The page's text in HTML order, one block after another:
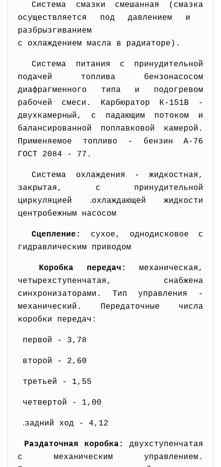
Система смазки смешанная (смазка
осуществляется под давлением и
разбрызгиванием
с охлаждением масла в радиаторе).
Система питания с принудительной
подачей топлива бензонасосом
диафрагменного типа и подогревом
рабочей смеси. Карбюратор К-151В -
двухкамерный, с падающим потоком и
балансированной поплавковой камерой.
Применяемое топливо - бензин А-76
ГОСТ 2084 - 77.
Система охлаждения - жидкостная,
закрытая, с принудительной
циркуляцией .охлаждающей жидкости
центробежным насосом
Сцепление: сухое, однодисковое с
гидравлическим приводом
Коробка передач: механическая,
четырехступенчатая, снабжена
синхронизаторами. Тип управления -
механический.
Передаточные числа
коробки передач:
первой - 3,78
второй - 2,60
третьей - 1,55
четвертой - 1,00
.задний ход - 4,12
Раздаточная коробка: двухступенчатая
с механическим управлением.